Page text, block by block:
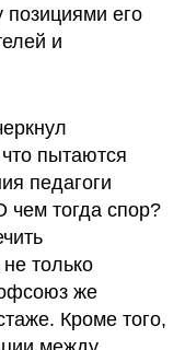
его
и
пытаются
педагоги
чем тогда спор?
только
же
Кроме того,